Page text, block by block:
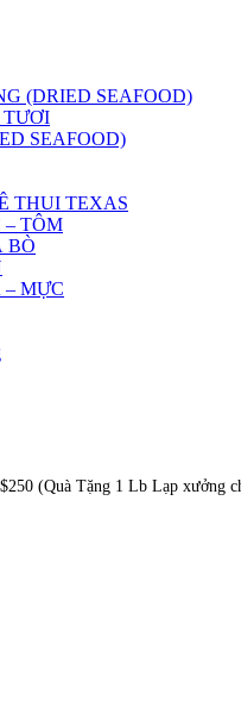
(DRIED SEAFOOD)
TƯƠI
SEAFOOD)
THUI TEXAS
– TÔM
BÒ
– MỰC
(Quà Tặng 1 Lb Lạp xưởng